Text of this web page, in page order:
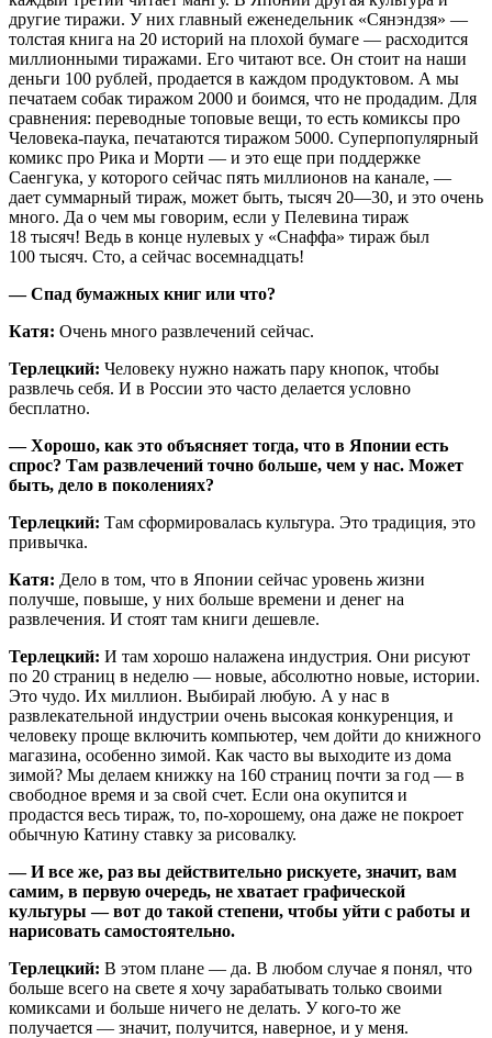
другие тиражи. У них главный еженедельник «Сянэндзя» —
толстая книга на 20 историй на плохой бумаге — расходится
миллионными тиражами. Его читают все. Он стоит на наши
деньги 100 рублей, продается в каждом продуктовом. А мы
печатаем собак тиражом 2000 и боимся, что не продадим. Для
сравнения: переводные топовые вещи, то есть комиксы про
Человека-паука, печатаются тиражом 5000. Суперпопулярный
комикс про Рика и Морти — и это еще при поддержке
Саенгука, у которого сейчас пять миллионов на канале, —
дает суммарный тираж, может быть, тысяч 20—30, и это очень
много. Да о чем мы говорим, если у Пелевина тираж
18 тысяч! Ведь в конце нулевых у «Снаффа» тираж был
100 тысяч. Сто, а сейчас восемнадцать!
— Спад бумажных книг или что?
Катя: Очень много развлечений сейчас.
Терлецкий: Человеку нужно нажать пару кнопок, чтобы
развлечь себя. И в России это часто делается условно
бесплатно.
— Хорошо, как это объясняет тогда, что в Японии есть
спрос? Там развлечений точно больше, чем у нас. Может
быть, дело в поколениях?
Терлецкий: Там сформировалась культура. Это традиция, это
привычка.
Катя: Дело в том, что в Японии сейчас уровень жизни
получше, повыше, у них больше времени и денег на
развлечения. И стоят там книги дешевле.
Терлецкий: И там хорошо налажена индустрия. Они рисуют
по 20 страниц в неделю — новые, абсолютно новые, истории.
Это чудо. Их миллион. Выбирай любую. А у нас в
развлекательной индустрии очень высокая конкуренция, и
человеку проще включить компьютер, чем дойти до книжного
магазина, особенно зимой. Как часто вы выходите из дома
зимой? Мы делаем книжку на 160 страниц почти за год — в
свободное время и за свой счет. Если она окупится и
продастся весь тираж, то, по-хорошему, она даже не покроет
обычную Катину ставку за рисовалку.
— И все же, раз вы действительно рискуете, значит, вам
самим, в первую очередь, не хватает графической
культуры — вот до такой степени, чтобы уйти с работы и
нарисовать самостоятельно.
Терлецкий: В этом плане — да. В любом случае я понял, что
больше всего на свете я хочу зарабатывать только своими
комиксами и больше ничего не делать. У кого-то же
получается — значит, получится, наверное, и у меня.